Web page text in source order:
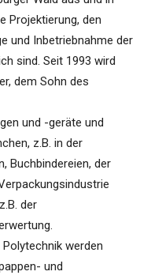
Projektierung, den
und Inbetriebnahme der
sind. Seit 1993 wird
dem Sohn des
und -geräte und
z.B. in der
Buchbindereien, der
der
Polytechnik werden
und